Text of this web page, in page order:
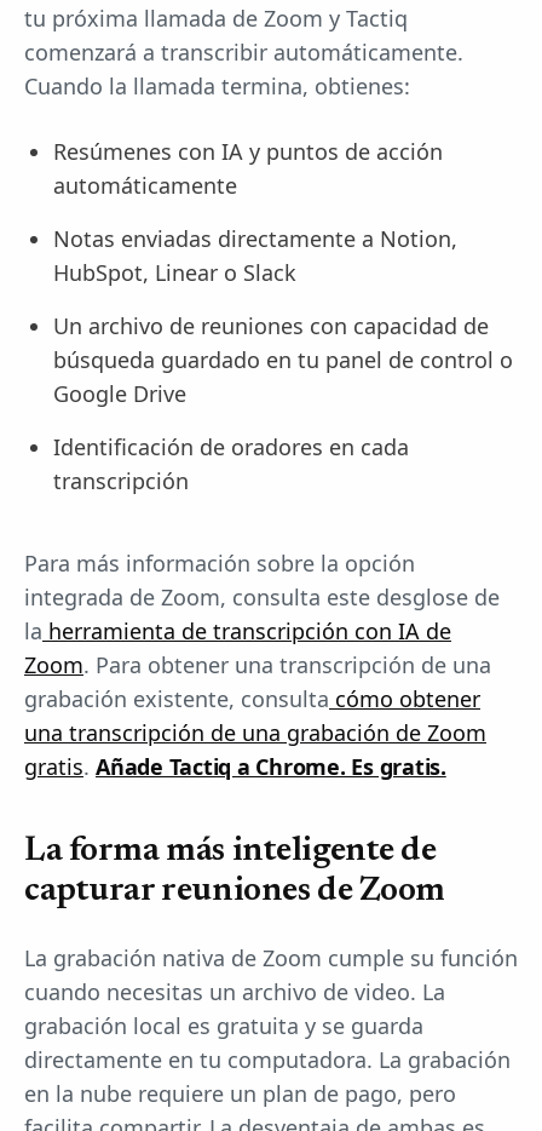
tu próxima llamada de Zoom y Tactiq
comenzará a transcribir automáticamente.
Cuando la llamada termina, obtienes:
Resúmenes con IA y puntos de acción
automáticamente
Notas enviadas directamente a Notion,
HubSpot, Linear o Slack
Un archivo de reuniones con capacidad de
búsqueda guardado en tu panel de control o
Google Drive
Identificación de oradores en cada
transcripción
Para más información sobre la opción
integrada de Zoom, consulta este desglose de
la herramienta de transcripción con IA de
Zoom. Para obtener una transcripción de una
grabación existente, consulta cómo obtener
una transcripción de una grabación de Zoom
gratis. Añade Tactiq a Chrome. Es gratis.
La forma más inteligente de
capturar reuniones de Zoom
La grabación nativa de Zoom cumple su función
cuando necesitas un archivo de video. La
grabación local es gratuita y se guarda
directamente en tu computadora. La grabación
en la nube requiere un plan de pago, pero